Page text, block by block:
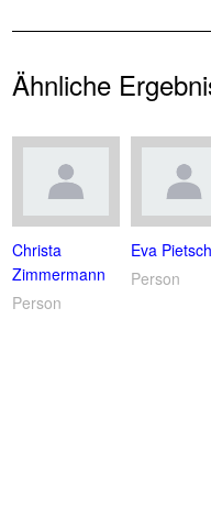
Ähnliche
Christa
Zimmermann
Person
Eva Pietsch
Person